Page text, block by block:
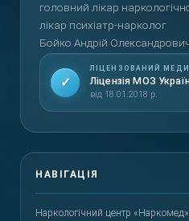
головний лікар
лікар психіатр-нарколог
Бойко Андрій
✓
ЛІЦЕНЗОВАНИЙ
Ліцензія МОЗ
від 18.01.2018 р.
Наркологічний центр «Наркомед»